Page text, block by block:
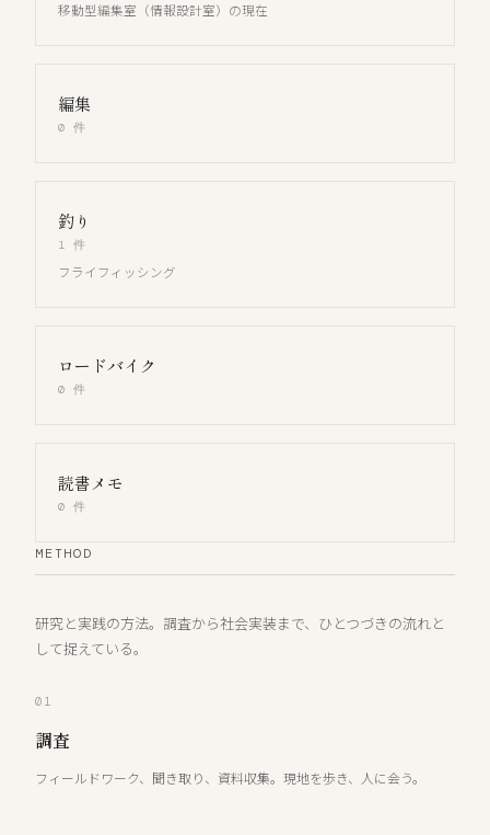
移動型編集室（情報設計室）の現在
編集
0 件
釣り
1 件
フライフィッシング
ロードバイク
0 件
読書メモ
0 件
METHOD
研究と実践の方法。調査から社会実装まで、ひとつづきの流れと
して捉えている。
01
調査
フィールドワーク、聞き取り、資料収集。現地を歩き、人に会う。